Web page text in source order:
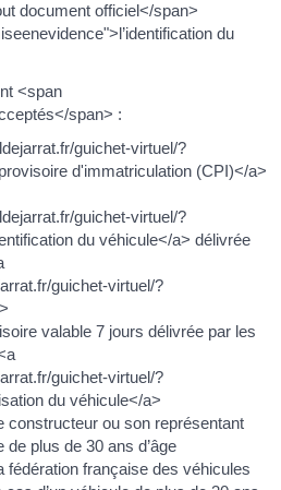
document officiel</span>
du
<span
span> :
guichet-virtuel/?
d'immatriculation (CPI)</a>
guichet-virtuel/?
du véhicule</a> délivrée
guichet-virtuel/?
valable 7 jours délivrée par les
guichet-virtuel/?
du véhicule</a>
constructeur ou son représentant
de plus de 30 ans d’âge
fédération française des véhicules